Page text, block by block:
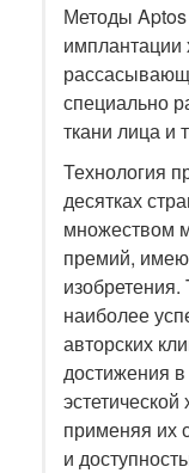
Методы
имплантации
специально
ткани лица и
Технология
десятках
множеством
премий,
наиболее
авторских
достижения в
применяя их
и